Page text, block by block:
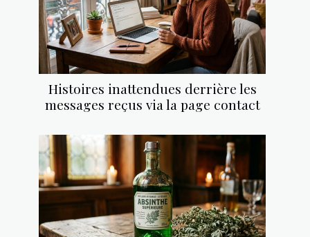
Histoires inattendues derrière les
messages reçus via la page contact